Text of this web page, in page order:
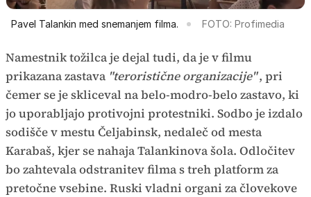
Pavel Talankin med snemanjem filma. FOTO: Profimedia
Namestnik tožilca je dejal tudi, da je v filmu
prikazana zastava "teroristične organizacije", pri
čemer se je skliceval na belo-modro-belo zastavo, ki
jo uporabljajo protivojni protestniki. Sodbo je izdalo
sodišče v mestu Čeljabinsk, nedaleč od mesta
Karabaš, kjer se nahaja Talankinova šola. Odločitev
bo zahtevala odstranitev filma s treh platform za
pretočne vsebine. Ruski vladni organi za človekove